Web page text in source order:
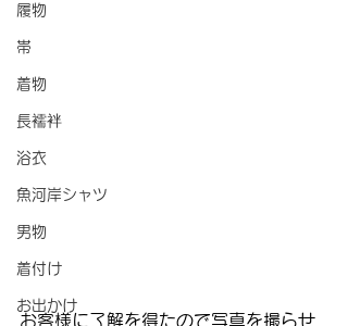
履物
帯
着物
長襦袢
浴衣
魚河岸シャツ
男物
着付け
お出かけ
お客様に了解を得たので写真を撮らせ